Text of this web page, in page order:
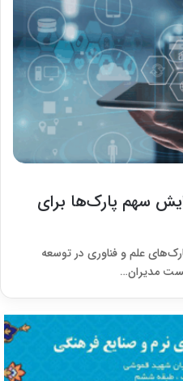
سهم پارک‌ها برای
علم و فناوری در توسعه
مدیران…